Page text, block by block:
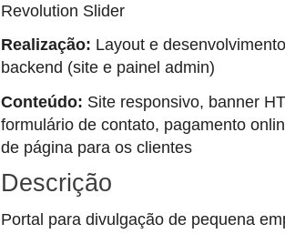
Revolution Slider
Realização: Layout e
backend (site e painel admin)
Conteúdo: Site responsivo, banner
formulário de contato, pagamento
de página para os clientes
Descrição
Portal para divulgação de pequena